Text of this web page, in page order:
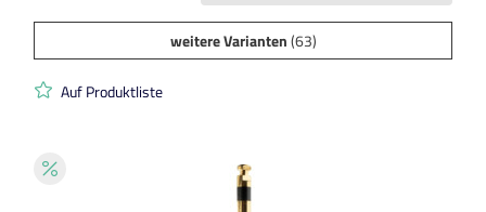
weitere Varianten(63)
Auf Produktliste